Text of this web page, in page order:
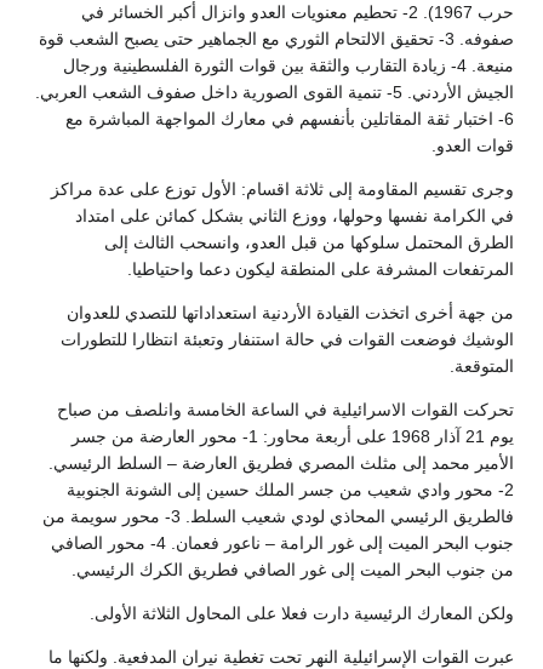
حرب 1967). 2- تحطيم معنويات العدو وانزال أكبر الخسائر في
صفوفه. 3- تحقيق الالتحام الثوري مع الجماهير حتى يصبح الشعب قوة
منيعة. 4- زيادة التقارب والثقة بين قوات الثورة الفلسطينية ورجال
الجيش الأردني. 5- تنمية القوى الصورية داخل صفوف الشعب العربي.
6- اختبار ثقة المقاتلين بأنفسهم في معارك المواجهة المباشرة مع
قوات العدو.
وجرى تقسيم المقاومة إلى ثلاثة اقسام: الأول توزع على عدة مراكز
في الكرامة نفسها وحولها، ووزع الثاني بشكل كمائن على امتداد
الطرق المحتمل سلوكها من قبل العدو، وانسحب الثالث إلى
المرتفعات المشرفة على المنطقة ليكون دعما واحتياطيا.
من جهة أخرى اتخذت القيادة الأردنية استعداداتها للتصدي للعدوان
الوشيك فوضعت القوات في حالة استنفار وتعبئة انتظارا للتطورات
المتوقعة.
تحركت القوات الاسرائيلية في الساعة الخامسة وانلصف من صباح
يوم 21 آذار 1968 على أربعة محاور: 1- محور العارضة من جسر
الأمير محمد إلى مثلث المصري فطريق العارضة – السلط الرئيسي.
2- محور وادي شعيب من جسر الملك حسين إلى الشونة الجنوبية
فالطريق الرئيسي المحاذي لودي شعيب السلط. 3- محور سويمة من
جنوب البحر الميت إلى غور الرامة – ناعور فعمان. 4- محور الصافي
من جنوب البحر الميت إلى غور الصافي فطريق الكرك الرئيسي.
ولكن المعارك الرئيسية دارت فعلا على المحاول الثلاثة الأولى.
عبرت القوات الإسرائيلية النهر تحت تغطية نيران المدفعية. ولكنها ما